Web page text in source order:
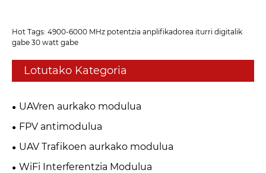
Hot Tags: 4900-6000 MHz potentzia anplifikadorea iturri digitalik
gabe 30 watt gabe
Lotutako Kategoria
UAVren aurkako modulua
FPV antimodulua
UAV Trafikoen aurkako modulua
WiFi Interferentzia Modulua